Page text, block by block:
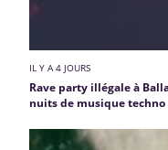
IL Y A 4 JOURS
Rave party illégale à
nuits de musique techno